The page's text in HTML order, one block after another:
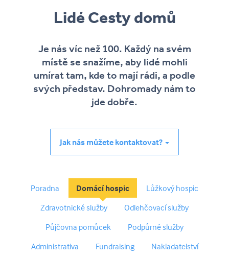
Lidé Cesty domů
Je nás víc než 100. Každý na svém
místě se snažíme, aby lidé mohli
umírat tam, kde to mají rádi, a podle
svých představ. Dohromady nám to
jde dobře.
Jak nás můžete kontaktovat?
Poradna Domácí hospic
Lůžkový hospic
Zdravotnické služby
Odlehčovací služby
Půjčovna pomůcek
Podpůrné služby
Administrativa
Fundraising
Nakladatelství